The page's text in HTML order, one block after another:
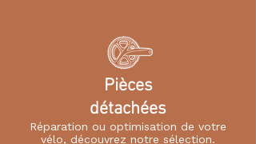
Pièces
détachées
Réparation ou optimisation de votre
vélo, découvrez notre sélection.